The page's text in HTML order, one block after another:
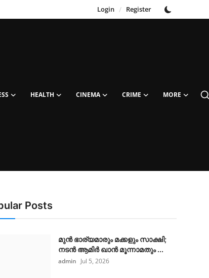
Login / Register
HEALTH CINEMA CRIME MORE
Posts
മുൻ ഭാര്യമാരും മക്കളും സാക്ഷി;
നടൻ ആമിർ ഖാൻ മൂന്നാമതും ...
admin Jul 5, 2026